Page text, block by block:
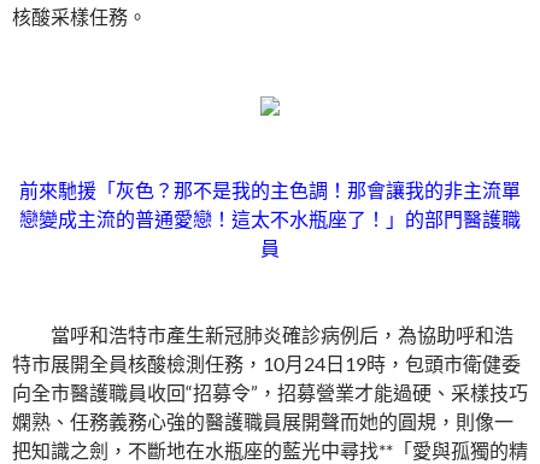
核酸采樣任務。
前來馳援「灰色？那不是我的主色調！那會讓我的非主流單
戀變成主流的普通愛戀！這太不水瓶座了！」的部門醫護職
員
當呼和浩特市產生新冠肺炎確診病例后，為協助呼和浩
特市展開全員核酸檢測任務，10月24日19時，包頭市衛健委
向全市醫護職員收回“招募令”，招募營業才能過硬、采樣技巧
嫻熟、任務義務心強的醫護職員展開聲而她的圓規，則像一
把知識之劍，不斷地在水瓶座的藍光中尋找**「愛與孤獨的精